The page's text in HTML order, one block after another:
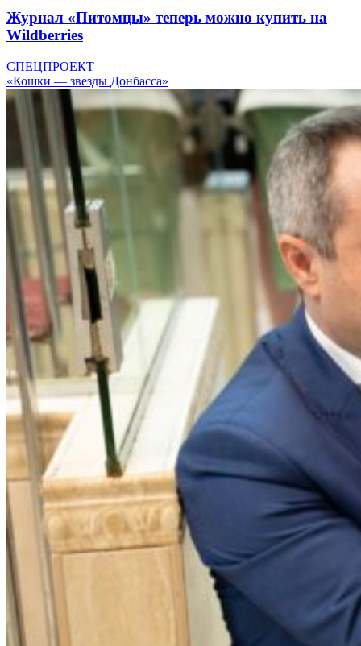
Журнал «Питомцы» теперь можно купить на
Wildberries
СПЕЦПРОЕКТ
«Кошки — звезды Донбасса»